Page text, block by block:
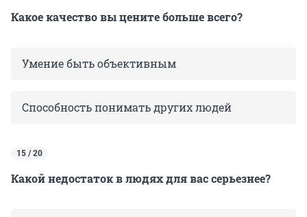
Какое качество вы цените больше всего?
Умение быть объективным
Способность понимать других людей
15 / 20
Какой недостаток в людях для вас серьезнее?